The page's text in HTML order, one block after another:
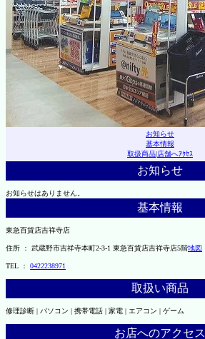
お知らせ
基本情報
取扱商品|店舗へｱｸｾｽ
お知らせ
お知らせはありません。
基本情報
東急百貨店吉祥寺店
住所 ： 武蔵野市吉祥寺本町2-3-1 東急百貨店吉祥寺店5階地図
TEL ： 0422238971
取扱い商品
修理診断 | パソコン | 携帯電話 | 家電 | エアコン | ゲーム
お店へのアクセス